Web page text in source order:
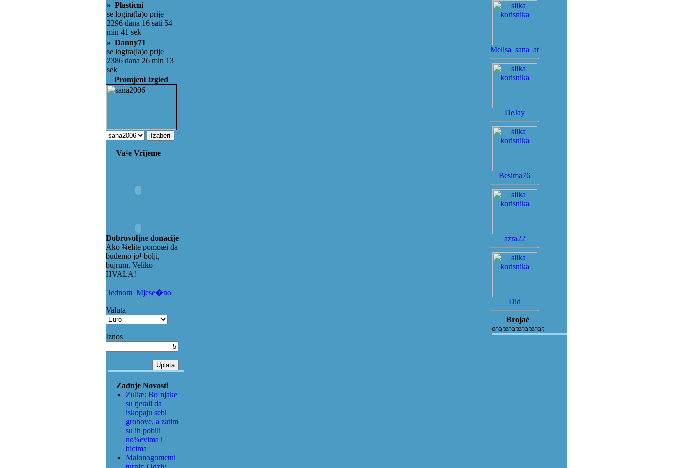
» Plasticni
se logira(la)o prije
2296 dana 16 sati 54
min 41 sek
» Danny71
se logira(la)o prije
2386 dana 26 min 13
sek
Promjeni Izgled
Va¹e Vrijeme
Dobrovoljne donacije
Ako ¾elite pomoæi da
budemo jo¹ bolji,
bujrum. Veliko
HVALA!
Jednom Mjese�no
Valuta
Iznos
Zadnje Novosti
Zuliæ: Bo¹njake
su tjerali da
iskopaju sebi
grobove, a zatim
su ih pobili
no¾evima i
hicima
Malonogometni
Melisa_sana_at
DeJay
Besima76
azra22
Did
Brojaè